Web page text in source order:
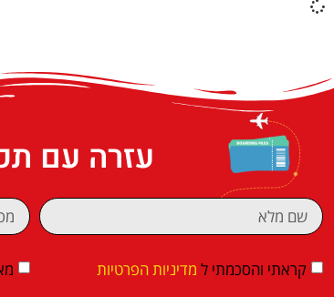
עזרה עם
קראתי והסכמתי ל מדיניות הפרטיות